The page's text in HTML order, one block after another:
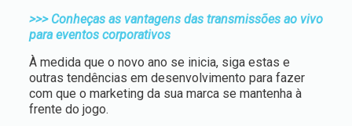
>>> Conheças as vantagens das transmissões ao vivo
para eventos corporativos
À medida que o novo ano se inicia, siga estas e
outras tendências em desenvolvimento para fazer
com que o marketing da sua marca se mantenha à
frente do jogo.